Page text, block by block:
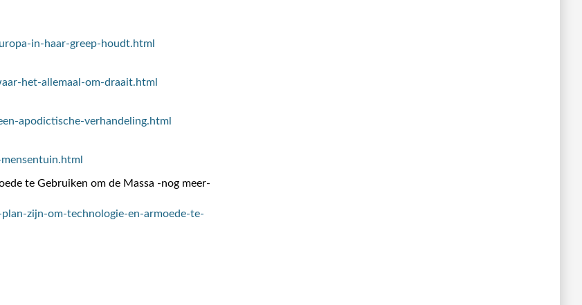
in-haar-greep-houdt.html
het-allemaal-om-draait.html
apodictische-verhandeling.html
te Gebruiken om de Massa -nog meer-
zijn-om-technologie-en-armoede-te-